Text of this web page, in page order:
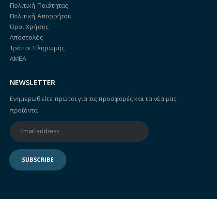
Πολιτική Ποιότητας
Πολιτική Απορρήτου
Όροι Χρήσης
Αποστολές
Τρόποι Πληρωμής
ΑΜΕΑ
NEWSLETTER
Ενημερωθείτε πρώτοι για τις προσφορές και τα νέα μας
προϊόντα: